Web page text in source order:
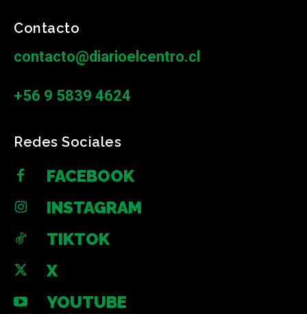
Contacto
contacto@diarioelcentro.cl
+56 9 5839 4624
Redes Sociales
FACEBOOK
INSTAGRAM
TIKTOK
X
YOUTUBE